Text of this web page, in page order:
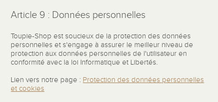
Article 9 : Données personnelles
Toupie-Shop est soucieux de la protection des données
personnelles et s'engage à assurer le meilleur niveau de
protection aux données personnelles de l'utilisateur en
conformité avec la loi Informatique et Libertés.
Lien vers notre page : Protection des données personnelles
et cookies